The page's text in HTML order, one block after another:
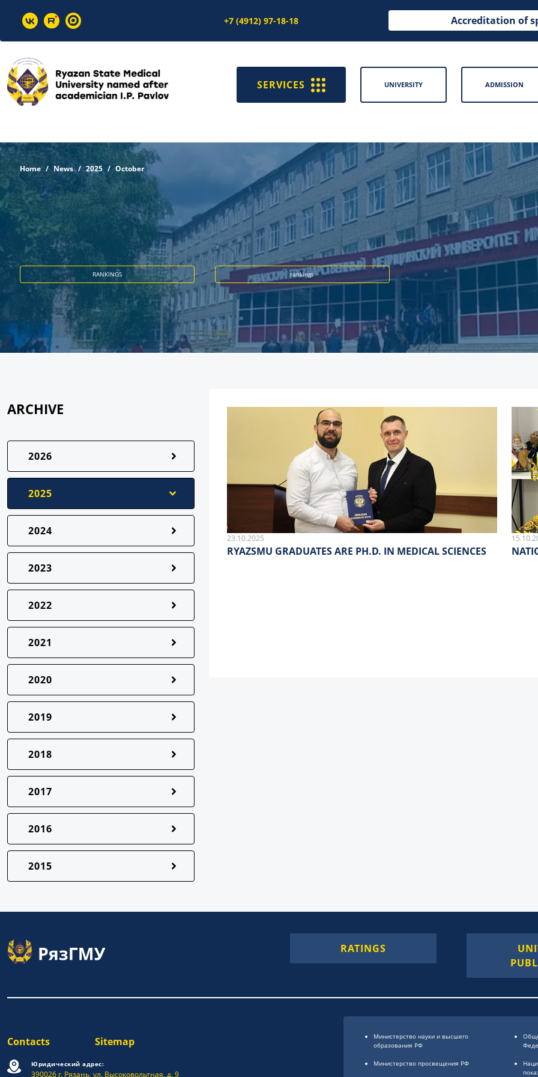
+7 (4912) 97-18-18 Accreditation of
SERVICES UNIVERSITY ADMISSION
Home News 2025 October
RANKINGS rankings
ARCHIVE
2026
2025
2024
2023
2022
2021
2020
2019
2018
2017
2016
2015
23.10.2025
RYAZSMU GRADUATES ARE PH.D. IN MEDICAL SCIENCES
RATINGS
Contacts Sitemap
Юридический адрес:
390026 г. Рязань, ул. Высоковольтная, д. 9
Министерство науки и высшего
образования РФ
Министерство просвещения РФ